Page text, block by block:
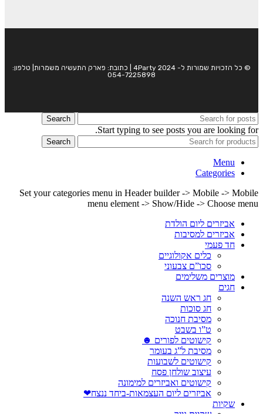
© כל הזכויות שמורות ל- 4Party 2024 | כתובת: פארק התעשיה משמרות| טלפון:
054-7225898
Search
Start typing to see posts you are looking for.
Search
Menu
Categories
Set your categories menu in Header builder -> Mobile -> Mobile
menu element -> Show/Hide -> Choose menu
אביזרים ליום הולדת
אביזרים למסיבות
חד פעמי
כלים אקולוגיים
סכו”ם צבעוני
מוצרים משלימים
חגים
חג ראש השנה
חג סוכות
מסיבת חנוכה
ט”ו בשבט
קישוטים לפורים ☻
מסיבת ל”ג בעומר
קישוטים לשבועות
עיצוב שולחן פסח
קישוטים ואביזרים למימונה
אביזרים ליום העצמאות-ביחד ננצח❤
שקיות